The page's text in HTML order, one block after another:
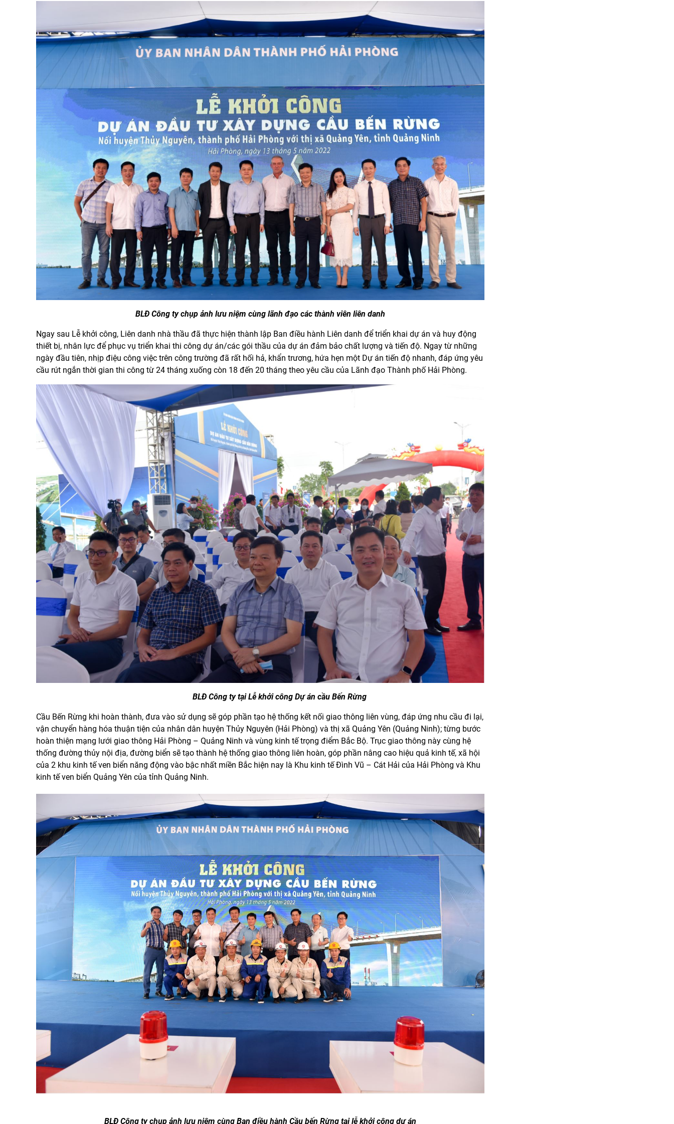
BLĐ Công ty chụp ảnh lưu niệm cùng lãnh đạo các thành viên liên danh
Ngay sau Lễ khởi công, Liên danh nhà thầu đã thực hiện thành lập Ban điều hành Liên danh để triển khai dự án và huy động
thiết bị, nhân lực để phục vụ triển khai thi công dự án/các gói thầu của dự án đảm bảo chất lượng và tiến độ. Ngay từ những
ngày đầu tiên, nhịp điệu công việc trên công trường đã rất hối hả, khẩn trương, hứa hẹn một Dự án tiến độ nhanh, đáp ứng yêu
cầu rút ngắn thời gian thi công từ 24 tháng xuống còn 18 đến 20 tháng theo yêu cầu của Lãnh đạo Thành phố Hải Phòng.
BLĐ Công ty tại Lễ khởi công Dự án cầu Bến Rừng
Cầu Bến Rừng khi hoàn thành, đưa vào sử dụng sẽ góp phần tạo hệ thống kết nối giao thông liên vùng, đáp ứng nhu cầu đi lại,
vận chuyển hàng hóa thuận tiện của nhân dân huyện Thủy Nguyên (Hải Phòng) và thị xã Quảng Yên (Quảng Ninh); từng bước
hoàn thiện mạng lưới giao thông Hải Phòng – Quảng Ninh và vùng kinh tế trọng điểm Bắc Bộ. Trục giao thông này cùng hệ
thống đường thủy nội địa, đường biển sẽ tạo thành hệ thống giao thông liên hoàn, góp phần nâng cao hiệu quả kinh tế, xã hội
của 2 khu kinh tế ven biển năng động vào bậc nhất miền Bắc hiện nay là Khu kinh tế Đình Vũ – Cát Hải của Hải Phòng và Khu
kinh tế ven biển Quảng Yên của tỉnh Quảng Ninh.
BLĐ Công ty chụp ảnh lưu niệm cùng Ban điều hành Cầu bến Rừng tại lễ khởi công dự án